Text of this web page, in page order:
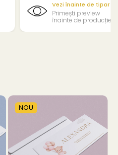
Vezi înainte de tipar
Primești preview
înainte de producție
NOU